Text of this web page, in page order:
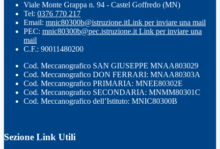
Viale Monte Grappa n. 94 - Castel Goffredo (MN)
Tel: 0376 770 217
Email: mnic80300b@istruzione.itLink per inviare una mail
PEC: mnic80300b@pec.istruzione.itLink per inviare una
mail
C.F.: 90011480200
Cod. Meccanografico SAN GIUSEPPE MNAA803029
Cod. Meccanografico DON FERRARI: MNAA80303A
Cod. Meccanografico PRIMARIA: MNEE80302E
Cod. Meccanografico SECONDARIA: MNMM80301C
Cod. Meccanografico dell’Istituto: MNIC80300B
Sezione Link Utili